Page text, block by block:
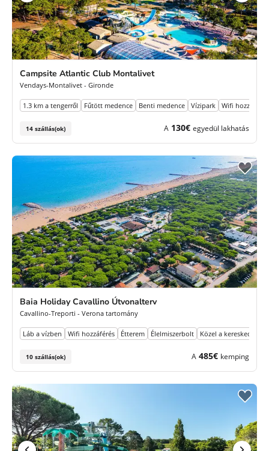
Campsite Atlantic Club Montalivet
Vendays-Montalivet - Gironde
1.3 km a tengerről Fűtött medence Benti medence Vízipark Wifi hozzáférés
14 szállás(ok) A 130€ egyedül lakhatás
Baia Holiday Cavallino Útvonalterv
Cavallino-Treporti - Verona tartomány
Láb a vízben Wifi hozzáférés Étterem Élelmiszerbolt Közel a
10 szállás(ok) A 485€ kemping